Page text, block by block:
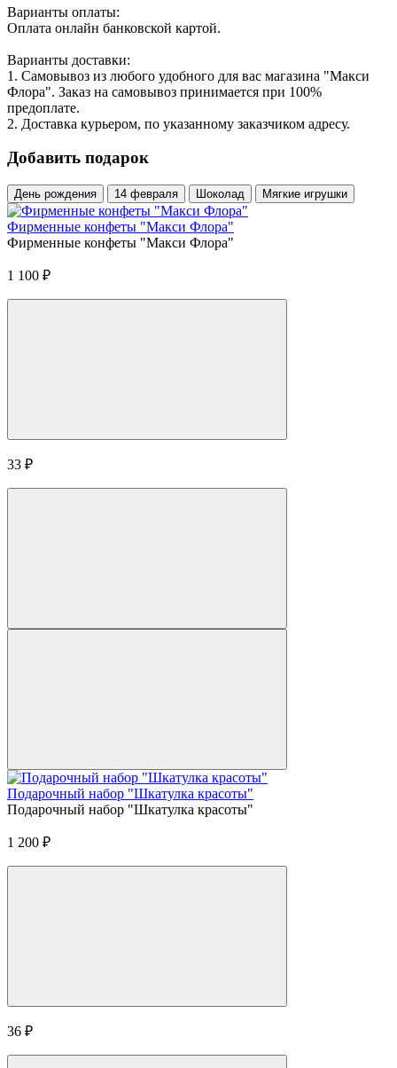
Варианты оплаты:
Оплата онлайн банковской картой.
Варианты доставки:
1. Самовывоз из любого удобного для вас магазина "Макси
Флора". Заказ на самовывоз принимается при 100%
предоплате.
2. Доставка курьером, по указанному заказчиком адресу.
Добавить подарок
День рождения 14 февраля Шоколад Мягкие игрушки
Фирменные конфеты "Макси Флора"
Фирменные конфеты "Макси Флора"
1 100 ₽
33 ₽
Подарочный набор "Шкатулка красоты"
Подарочный набор "Шкатулка красоты"
1 200 ₽
36 ₽